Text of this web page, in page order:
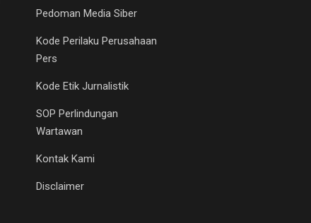
Pedoman Media Siber
Kode Perilaku Perusahaan
Pers
Kode Etik Jurnalistik
SOP Perlindungan
Wartawan
Kontak Kami
Disclaimer